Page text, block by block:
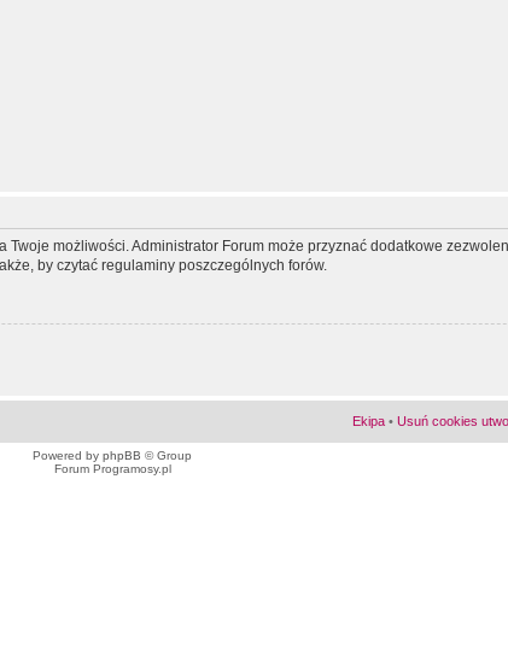
możliwości. Administrator Forum może przyznać dodatkowe
by czytać regulaminy poszczególnych forów.
Ekipa • Usuń cookies
Powered by phpBB © Group
Forum Programosy.pl